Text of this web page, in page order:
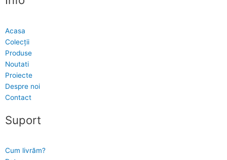
Acasa
Colecții
Produse
Noutati
Proiecte
Despre noi
Contact
Suport
Cum livrăm?